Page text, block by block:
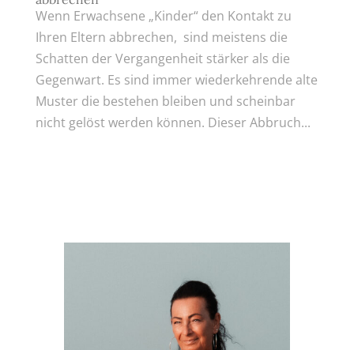
Wenn Erwachsene „Kinder“ den Kontakt zu
Ihren Eltern abbrechen, sind meistens die
Schatten der Vergangenheit stärker als die
Gegenwart. Es sind immer wiederkehrende alte
Muster die bestehen bleiben und scheinbar
nicht gelöst werden können. Dieser Abbruch...